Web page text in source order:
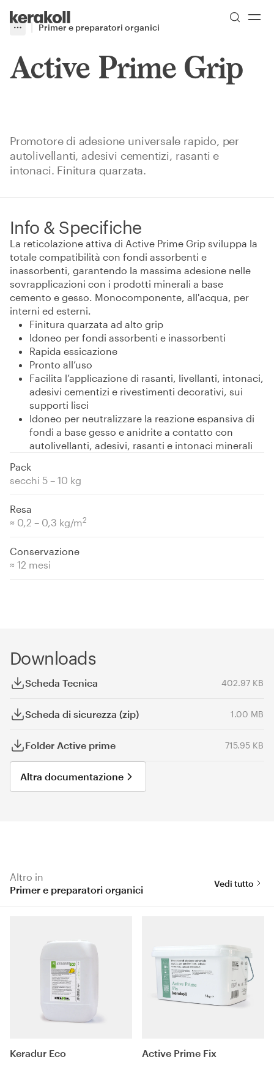
Go to Homepage
More
Toggle menu
Primer e preparatori organici
Active Prime Grip
Promotore di adesione universale rapido, per
autolivellanti, adesivi cementizi, rasanti e
intonaci. Finitura quarzata.
Info & Specifiche
La reticolazione attiva di Active Prime Grip sviluppa la
totale compatibilità con fondi assorbenti e
inassorbenti, garantendo la massima adesione nelle
sovrapplicazioni con i prodotti minerali a base
cemento e gesso. Monocomponente, all'acqua, per
interni ed esterni.
Finitura quarzata ad alto grip
Idoneo per fondi assorbenti e inassorbenti
Rapida essicazione
Pronto all’uso
Facilita l’applicazione di rasanti, livellanti, intonaci,
adesivi cementizi e rivestimenti decorativi, sui
supporti lisci
Idoneo per neutralizzare la reazione espansiva di
fondi a base gesso e anidrite a contatto con
autolivellanti, adesivi, rasanti e intonaci minerali
Pack
secchi 5 – 10 kg
Resa
≈ 0,2 – 0,3 kg/m2
Conservazione
≈ 12 mesi
Downloads
Scheda Tecnica 402.97 KB
Scheda di sicurezza (zip) 1.00 MB
Folder Active prime 715.95 KB
Altra documentazione
Altro in
Primer e preparatori organici
Vedi tutto
Keradur Eco Active Prime Fix